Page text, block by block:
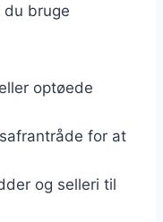
du bruge
optøede
for at
og selleri til